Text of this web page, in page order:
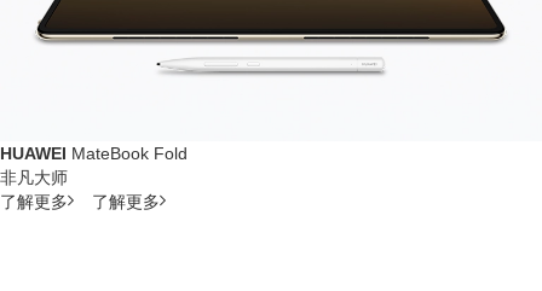
HUAWEI MateBook Fold
非凡大师
了解更多
了解更多